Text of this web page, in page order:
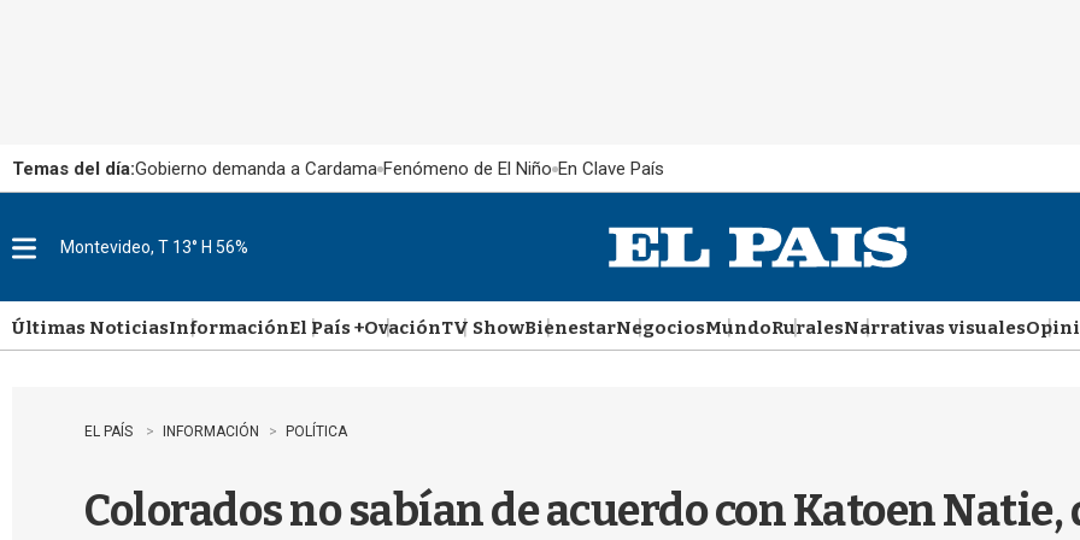
Temas del día:Gobierno demanda a Cardama Fenómeno de El Niño En Clave País
u
Montevideo, T 13° H 56%
Últimas NoticiasInformaciónEl País +OvaciónTV ShowBienestarNegociosMundoRuralesNarrativas visuales
EL PAÍS INFORMACIÓN POLÍTICA
Colorados no sabían de acuerdo con Katoen